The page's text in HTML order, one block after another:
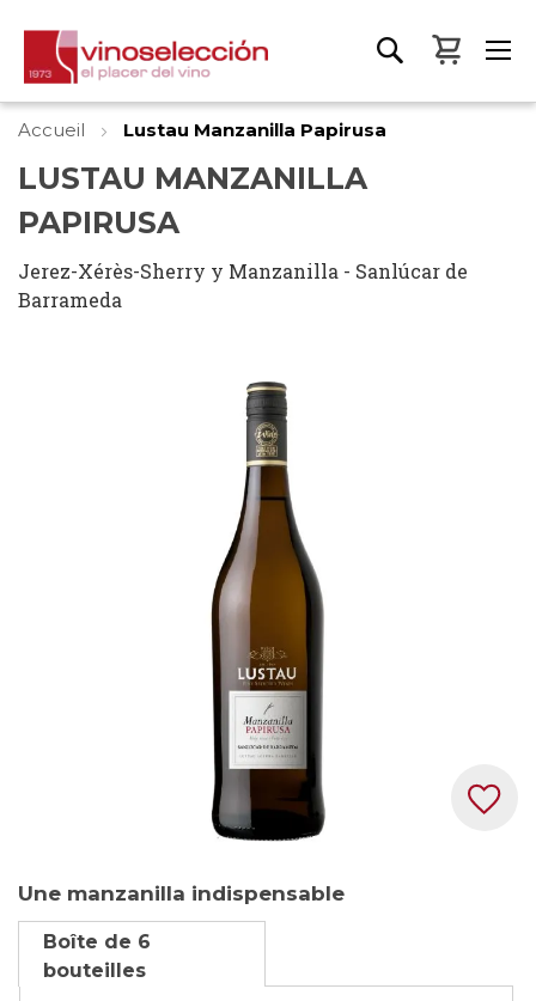
Mon
Accueil Lustau Manzanilla Papirusa
LUSTAU MANZANILLA
PAPIRUSA
Jerez-Xérès-Sherry y Manzanilla - Sanlúcar de
Barrameda
to
the
beginning
of
Une manzanilla indispensable
Boîte de 6
bouteilles